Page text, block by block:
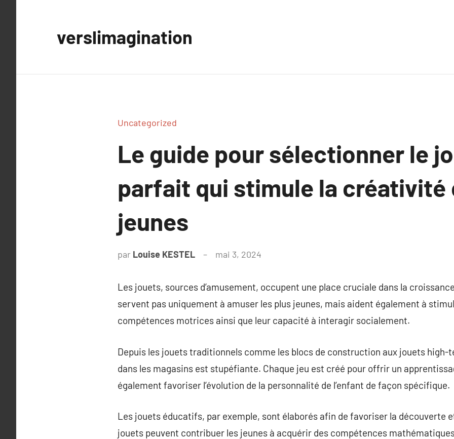
verslimagination
Uncategorized
Le guide pour sélectionner le
parfait qui stimule la créativité
jeunes
par Louise KESTEL mai 3, 2024
Les jouets, sources d’amusement, occupent une place cruciale dans la
servent pas uniquement à amuser les plus jeunes, mais aident également à
compétences motrices ainsi que leur capacité à interagir socialement.
Depuis les jouets traditionnels comme les blocs de construction aux jouets high-
dans les magasins est stupéfiante. Chaque jeu est créé pour offrir un
également favoriser l’évolution de la personnalité de l’enfant de façon spécifique.
Les jouets éducatifs, par exemple, sont élaborés afin de favoriser la découverte
jouets peuvent contribuer les jeunes à acquérir des compétences